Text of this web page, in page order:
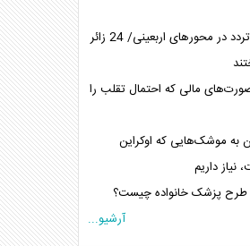
‌‌ثبت 67 میلیون تردد در محورهای اربعینی/ 24 زائر
مالی که احتمال تقلب را
به موشک‌هایی که اوکراین
داریم
طرح پزشک خانواده چیست؟
آرشیو...